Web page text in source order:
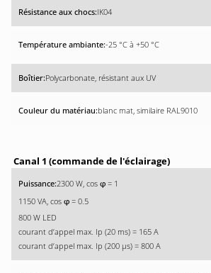
IK04
-25 °C à +50 °C
Polycarbonate, résistant aux UV
blanc mat, similaire RAL9010
Canal 1 (commande de l'éclairage)
2300 W, cos φ = 1
1150 VA, cos φ = 0.5
800 W LED
courant d’appel max. Ip (20 ms) = 165 A
courant d’appel max. Ip (200 µs) = 800 A